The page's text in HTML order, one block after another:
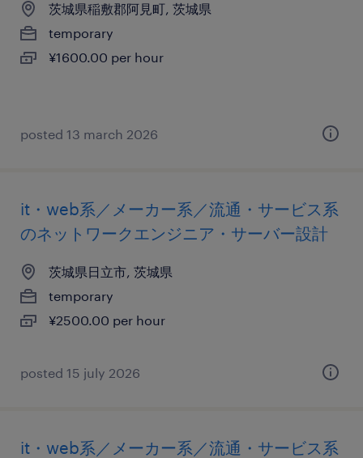
茨城県稲敷郡阿見町, 茨城県
temporary
¥1600.00 per hour
posted 13 march 2026
it・web系／メーカー系／流通・サービス系
のネットワークエンジニア・サーバー設計
茨城県日立市, 茨城県
temporary
¥2500.00 per hour
posted 15 july 2026
it・web系／メーカー系／流通・サービス系